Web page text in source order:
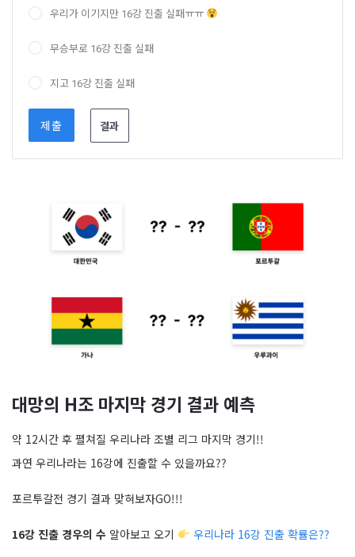
우리가 이기지만 16강 진출 실패ㅠㅠ
무승부로 16강 진출 실패
지고 16강 진출 실패
대망의 H조 마지막 경기 결과 예측
약 12시간 후 펼쳐질 우리나라 조별 리그 마지막 경기!!
과연 우리나라는 16강에 진출할 수 있을까요??
포르투갈전 경기 결과 맞혀보자GO!!!
16강 진출 경우의 수 알아보고 오기 우리나라 16강 진출 확률은??